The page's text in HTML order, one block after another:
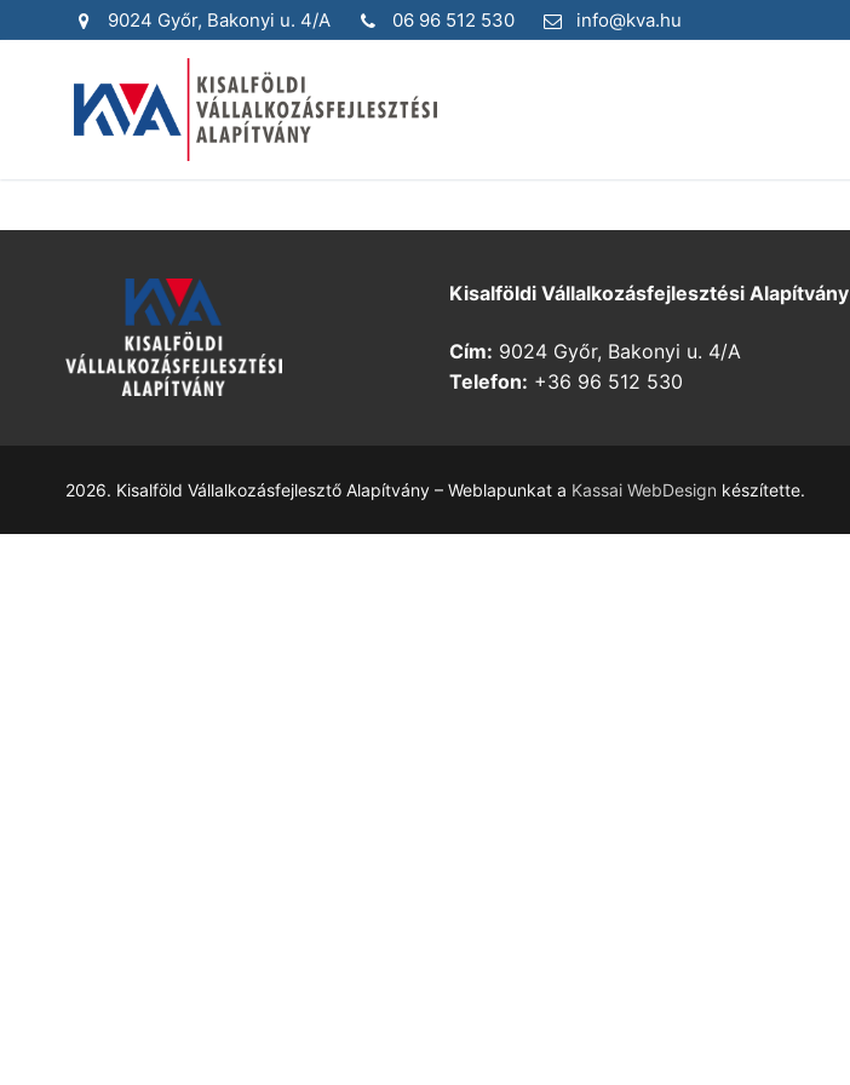
to
9024 Győr, Bakonyi u. 4/A 06 96 512 530 info@kva.hu
Kisalföldi Vállalkozásfejlesztési Alapítvány
Cím: 9024 Győr, Bakonyi u. 4/A
Telefon: +36 96 512 530
2026. Kisalföld Vállalkozásfejlesztő Alapítvány – Weblapunkat a Kassai WebDesign készítette.